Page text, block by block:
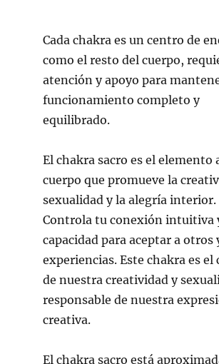
Cada chakra es un centro de
como el resto del cuerpo,
atención y apoyo para
funcionamiento completo y
equilibrado.
El chakra sacro es el elemento
cuerpo que promueve la
sexualidad y la alegría interior.
Controla tu conexión intuitiva
capacidad para aceptar a otros
experiencias. Este chakra es el
de nuestra creatividad y
responsable de nuestra
creativa.
El chakra sacro está